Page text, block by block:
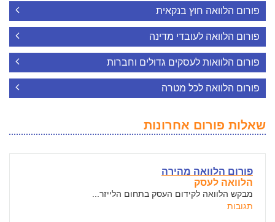
פורום הלוואה חוץ בנקאית
פורום הלוואה לעובדי מדינה
פורום הלוואות לעסקים גדולים וחברות
פורום הלוואה לכל מטרה
שאלות פורום אחרונות
פורום הלוואה מהירה
הלוואה לעסק
מבקש הלוואה לקידום העסק בתחום הלייזר...
תגובות